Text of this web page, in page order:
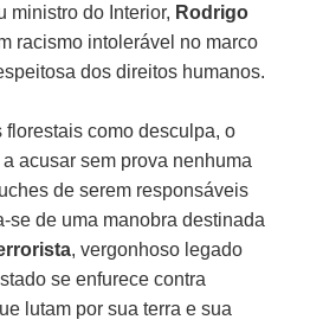
ministro do Interior, Rodrigo
racismo intolerável no marco
dos direitos humanos.
como desculpa, o
acusar sem prova nenhuma
de serem responsáveis
se de uma manobra destinada
, vergonhoso legado
se enfurece contra
lutam por sua terra e sua